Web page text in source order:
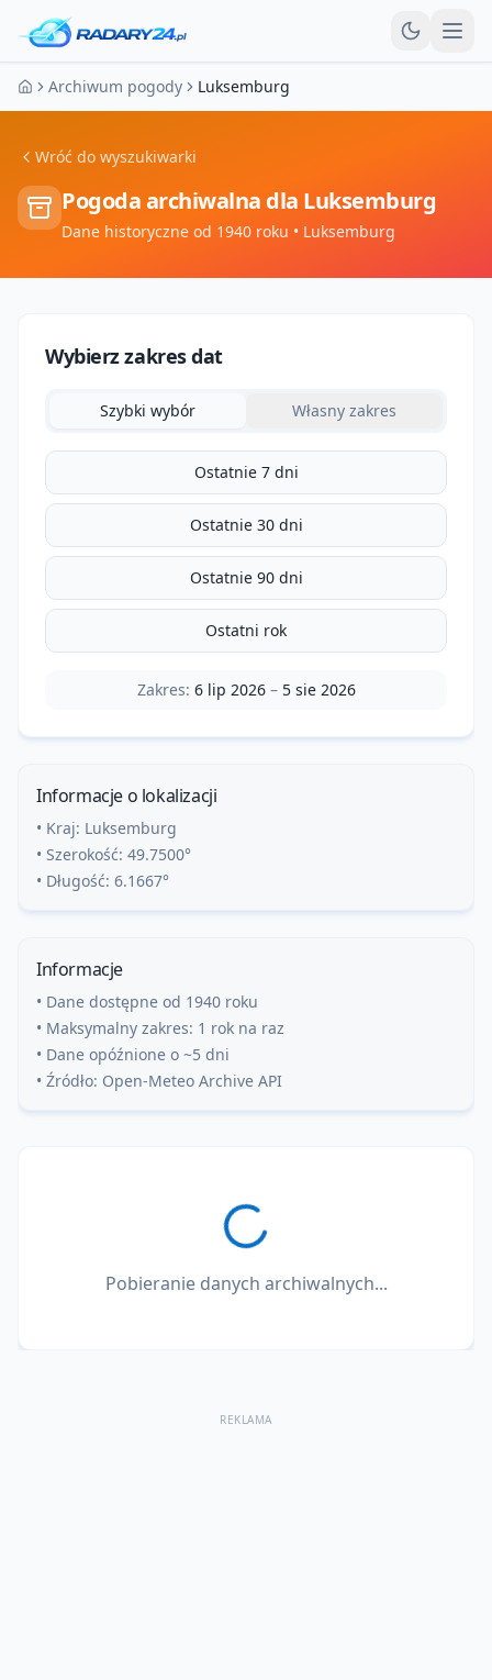
Strona główna
Archiwum pogody Luksemburg
Wróć do wyszukiwarki
Pogoda archiwalna dla Luksemburg
Dane historyczne od 1940 roku • Luksemburg
Wybierz zakres dat
Szybki wybór Własny zakres
Ostatnie 7 dni
Ostatnie 30 dni
Ostatnie 90 dni
Ostatni rok
Zakres: 6 lip 2026– 5 sie 2026
Informacje o lokalizacji
• Kraj: Luksemburg
• Szerokość: 49.7500°
• Długość: 6.1667°
Informacje
• Dane dostępne od 1940 roku
• Maksymalny zakres: 1 rok na raz
• Dane opóźnione o ~5 dni
• Źródło: Open-Meteo Archive API
Pobieranie danych archiwalnych...
REKLAMA